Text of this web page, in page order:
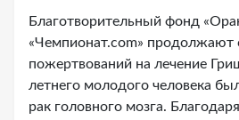
Благотворительный фонд
«Чемпионат.com» продолжают
пожертвований на лечение
летнего молодого человека
рак головного мозга.